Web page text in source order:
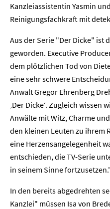
Kanzleiassistentin Yasmin
Reinigungsfachkraft mit
Aus der Serie "Der Dicke" ist
geworden. Executive
dem plötzlichen Tod von
eine sehr schwere
Anwalt Gregor Ehrenberg
‚Der Dicke‘. Zugleich wissen
Anwälte mit Witz, Charme
den kleinen Leuten zu ihrem
eine Herzensangelegenheit
entschieden, die TV-Serie
in seinem Sinne
In den bereits abgedrehten
Kanzlei" müssen Isa von